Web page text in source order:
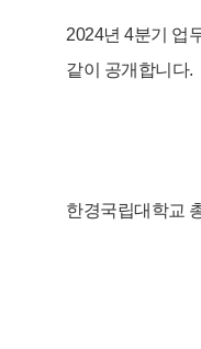
2024년 4분기 업
같이 공개합니다.
한경국립대학교